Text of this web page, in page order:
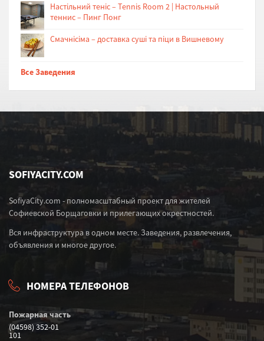
Настільний теніс – Tennis Room 2 | Настольный
теннис – Пинг Понг
Cмачнісіма – доставка суші та піци в Вишневому
Все Заведения
SOFIYACITY.COM
SofiyaCity.com - полномасштабный проект для жителей
Софиевской Борщаговки и прилегающих окрестностей.
Вся инфраструктура в одном месте. Заведения, развлечения,
объявления и многое другое.
НОМЕРА ТЕЛЕФОНОВ
Пожарная часть
(04598) 352-01
101